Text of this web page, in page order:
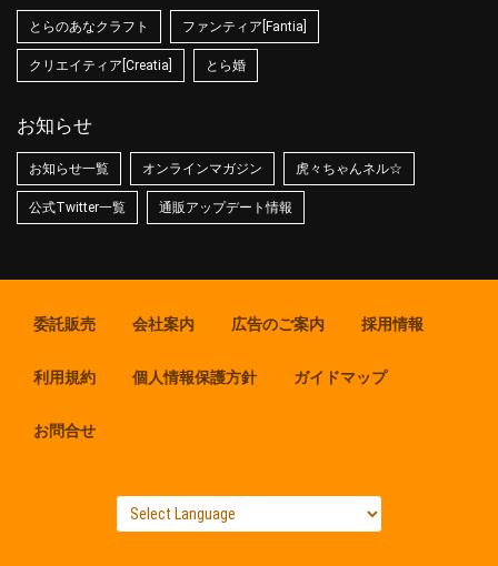
とらのあなクラフト ファンティア[Fantia]
クリエイティア[Creatia] とら婚
お知らせ
お知らせ一覧 オンラインマガジン 虎々ちゃんネル☆
公式Twitter一覧 通販アップデート情報
委託販売 会社案内 広告のご案内 採用情報
利用規約 個人情報保護方針 ガイドマップ
お問合せ